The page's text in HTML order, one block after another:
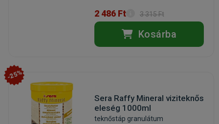
2 486 Ft 3 315 Ft
Kosárba
-25%
Sera Raffy Mineral viziteknős
eleség 1000ml
teknőstáp granulátum